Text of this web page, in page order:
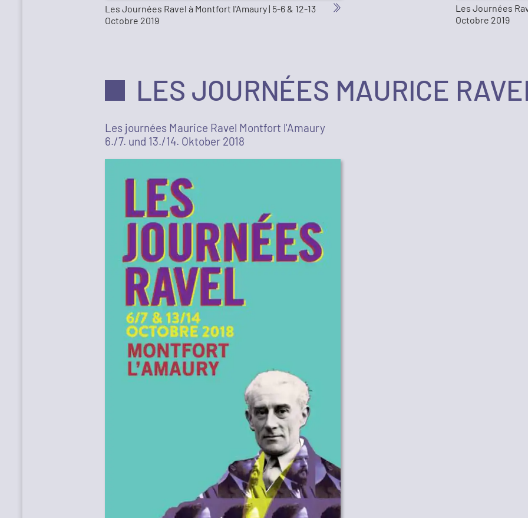
Les Journées Ravel à Montfort l'Amaury | 5-6 & 12-13
Octobre 2019
Les Journées
Octobre 2019
LES JOURNÉES MAURICE
Les journées Maurice Ravel Montfort l'Amaury
6./7. und 13./14. Oktober 2018